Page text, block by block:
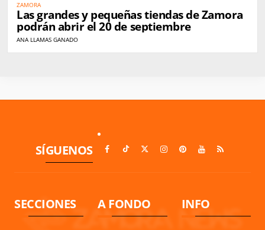
ZAMORA
Las grandes y pequeñas tiendas de Zamora
podrán abrir el 20 de septiembre
ANA LLAMAS GANADO
SÍGUENOS
SECCIONES A FONDO INFO